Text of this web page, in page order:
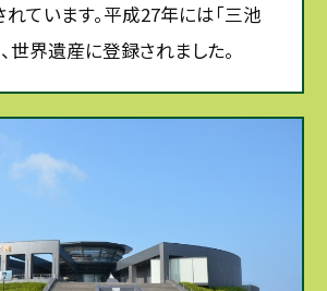
ています。平成27年には「三池
世界遺産に登録されました。